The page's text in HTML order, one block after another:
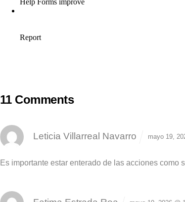
11 Comments
Leticia Villarreal Navarro mayo 19,
Es importante estar enterado de las acciones como